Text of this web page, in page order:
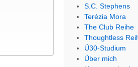
S.C. Stephens
Terézia Mora
The Club Reihe
Thoughtless
Ü30-Studium
Über mich